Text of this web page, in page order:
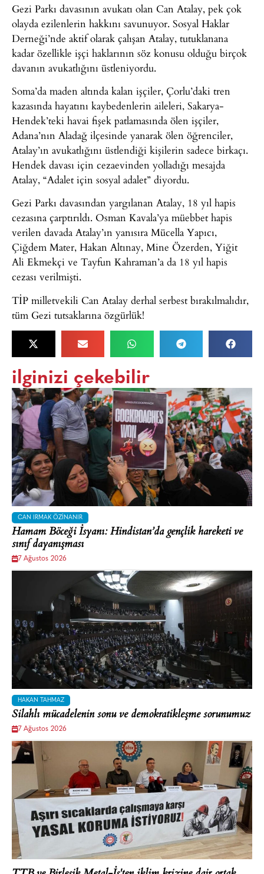
Gezi Parkı davasının avukatı olan Can Atalay, pek çok
olayda ezilenlerin hakkını savunuyor. Sosyal Haklar
Derneği’nde aktif olarak çalışan Atalay, tutuklanana
kadar özellikle işçi haklarının söz konusu olduğu birçok
davanın avukatlığını üstleniyordu.
Soma’da maden altında kalan işçiler, Çorlu’daki tren
kazasında hayatını kaybedenlerin aileleri, Sakarya-
Hendek’teki havai fişek patlamasında ölen işçiler,
Adana’nın Aladağ ilçesinde yanarak ölen öğrenciler,
Atalay’ın avukatlığını üstlendiği kişilerin sadece birkaçı.
Hendek davası için cezaevinden yolladığı mesajda
Atalay, “Adalet için sosyal adalet” diyordu.
Gezi Parkı davasından yargılanan Atalay, 18 yıl hapis
cezasına çarptırıldı. Osman Kavala’ya müebbet hapis
verilen davada Atalay’ın yanısıra Mücella Yapıcı,
Çiğdem Mater, Hakan Altınay, Mine Özerden, Yiğit
Ali Ekmekçi ve Tayfun Kahraman’a da 18 yıl hapis
cezası verilmişti.
TİP milletvekili Can Atalay derhal serbest bırakılmalıdır,
tüm Gezi tutsaklarına özgürlük!
ilginizi çekebilir
CAN IRMAK ÖZINANIR
Hamam Böceği İsyanı: Hindistan’da gençlik hareketi ve
sınıf dayanışması
7 Ağustos 2026
HAKAN TAHMAZ
Silahlı mücadelenin sonu ve demokratikleşme sorunumuz
7 Ağustos 2026